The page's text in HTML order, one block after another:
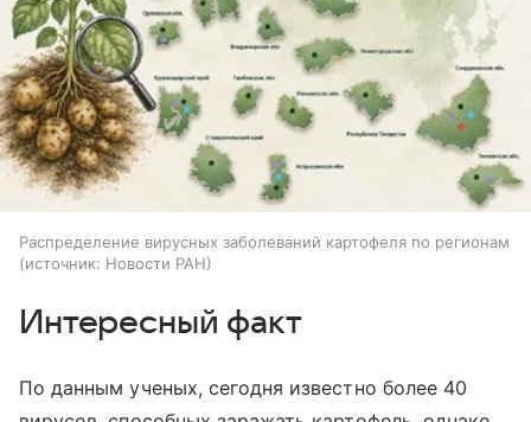
Распределение вирусных заболеваний картофеля по регионам
источник: Новости РАН
Интересный факт
По данным ученых, сегодня известно более 40